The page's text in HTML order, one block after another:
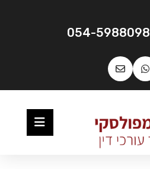
054-5988098